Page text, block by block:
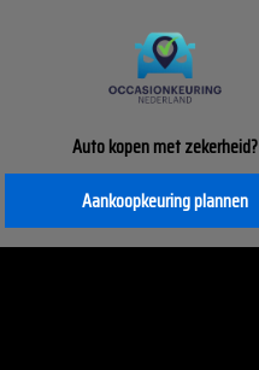
Auto kopen met zekerheid?
Aankoopkeuring plannen